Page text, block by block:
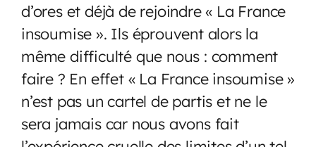
d’ores et déjà de rejoindre « La France
insoumise ». Ils éprouvent alors la
même difficulté que nous : comment
faire ? En effet « La France insoumise »
n’est pas un cartel de partis et ne le
sera jamais car nous avons fait